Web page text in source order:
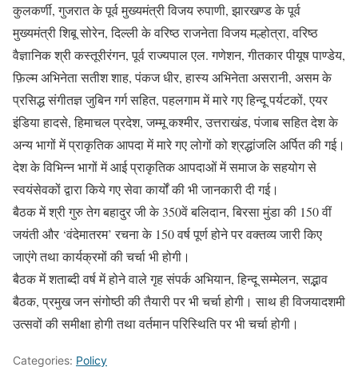
कुलकर्णी, गुजरात के पूर्व मुख्यमंत्री विजय रुपाणी, झारखण्ड के पूर्व
मुख्यमंत्री शिबू सोरेन, दिल्ली के वरिष्ठ राजनेता विजय मल्होत्रा, वरिष्ठ
वैज्ञानिक श्री कस्तूरीरंगन, पूर्व राज्यपाल एल. गणेशन, गीतकार पीयूष पाण्डेय,
फ़िल्म अभिनेता सतीश शाह, पंकज धीर, हास्य अभिनेता असरानी, असम के
प्रसिद्ध संगीतज्ञ जुबिन गर्ग सहित, पहलगाम में मारे गए हिन्दू पर्यटकों, एयर
इंडिया हादसे, हिमाचल प्रदेश, जम्मू कश्मीर, उत्तराखंड, पंजाब सहित देश के
अन्य भागों में प्राकृतिक आपदा में मारे गए लोगों को श्रद्धांजलि अर्पित की गई।
देश के विभिन्न भागों में आई प्राकृतिक आपदाओं में समाज के सहयोग से
स्वयंसेवकों द्वारा किये गए सेवा कार्यों की भी जानकारी दी गई।
बैठक में श्री गुरु तेग बहादुर जी के 350वें बलिदान, बिरसा मुंडा की 150 वीं
जयंती और ‘वंदेमातरम’ रचना के 150 वर्ष पूर्ण होने पर वक्तव्य जारी किए
जाएंगे तथा कार्यक्रमों की चर्चा भी होगी।
बैठक में शताब्दी वर्ष में होने वाले गृह संपर्क अभियान, हिन्दू सम्मेलन, सद्भाव
बैठक, प्रमुख जन संगोष्ठी की तैयारी पर भी चर्चा होगी। साथ ही विजयादशमी
उत्सवों की समीक्षा होगी तथा वर्तमान परिस्थिति पर भी चर्चा होगी।
Categories: Policy